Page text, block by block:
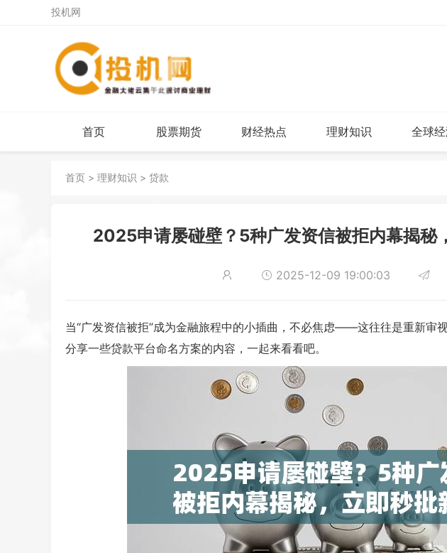
投机网
首页 股票期货 财经热点 理财知识 全球
首页 > 理财知识 > 贷款
2025申请屡碰壁？5种广发资信被拒内幕揭秘
2025-12-09 19:00:03
当“广发资信被拒”成为金融旅程中的小插曲，不必焦虑——这往往是重新审
分享一些贷款平台命名方案的内容，一起来看看吧。